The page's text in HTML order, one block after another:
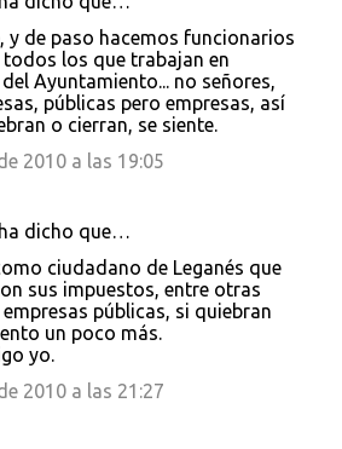
y de paso hacemos funcionarios
todos los que trabajan en
Ayuntamiento... no señores,
públicas pero empresas, así
o cierran, se siente.
2010 a las 19:05
dicho que…
ciudadano de Leganés que
sus impuestos, entre otras
públicas, si quiebran
un poco más.
yo.
2010 a las 21:27